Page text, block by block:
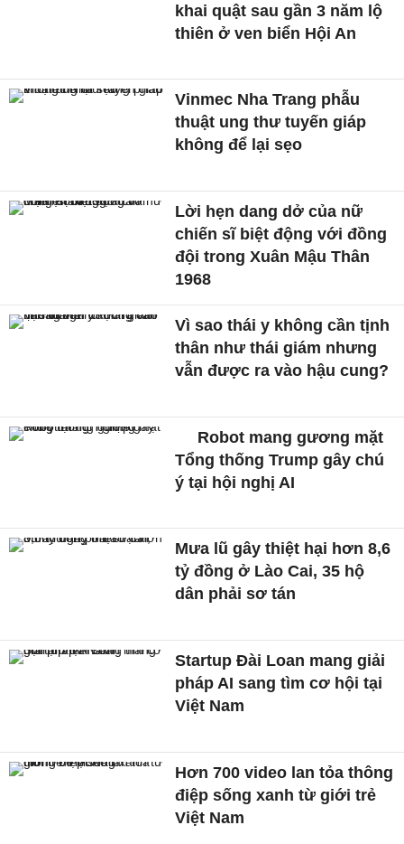
khai quật sau gần 3 năm lộ
thiên ở ven biển Hội An
Vinmec Nha Trang phẫu
thuật ung thư tuyến giáp
không để lại sẹo
Lời hẹn dang dở của nữ
chiến sĩ biệt động với đồng
đội trong Xuân Mậu Thân
1968
Vì sao thái y không cần tịnh
thân như thái giám nhưng
vẫn được ra vào hậu cung?
Robot mang gương mặt
Tổng thống Trump gây chú
ý tại hội nghị AI
Mưa lũ gây thiệt hại hơn 8,6
tỷ đồng ở Lào Cai, 35 hộ
dân phải sơ tán
Startup Đài Loan mang giải
pháp AI sang tìm cơ hội tại
Việt Nam
Hơn 700 video lan tỏa thông
điệp sống xanh từ giới trẻ
Việt Nam